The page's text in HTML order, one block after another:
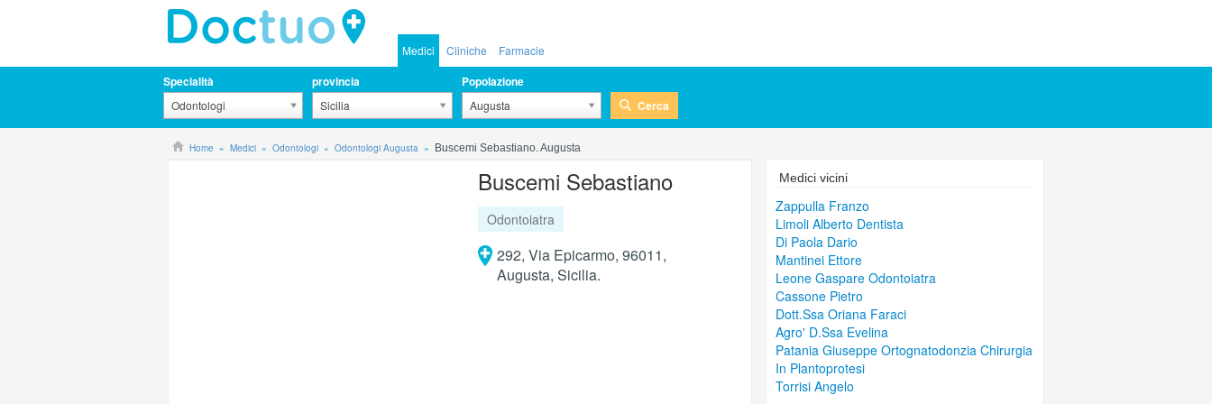
Medici Cliniche Farmacie
Specialità
Odontologi
provincia
Sicilia
Popolazione
Augusta Cerca
Home Medici Odontologi Odontologi Augusta Buscemi Sebastiano. Augusta
Buscemi Sebastiano
Odontoiatra
292, Via Epicarmo, 96011,
Augusta, Sicilia.
Medici vicini
Zappulla Franzo
Limoli Alberto Dentista
Di Paola Dario
Mantinei Ettore
Leone Gaspare Odontoiatra
Cassone Pietro
Dott.Ssa Oriana Faraci
Agro' D.Ssa Evelina
Patania Giuseppe Ortognatodonzia Chirurgia
In Plantoprotesi
Torrisi Angelo